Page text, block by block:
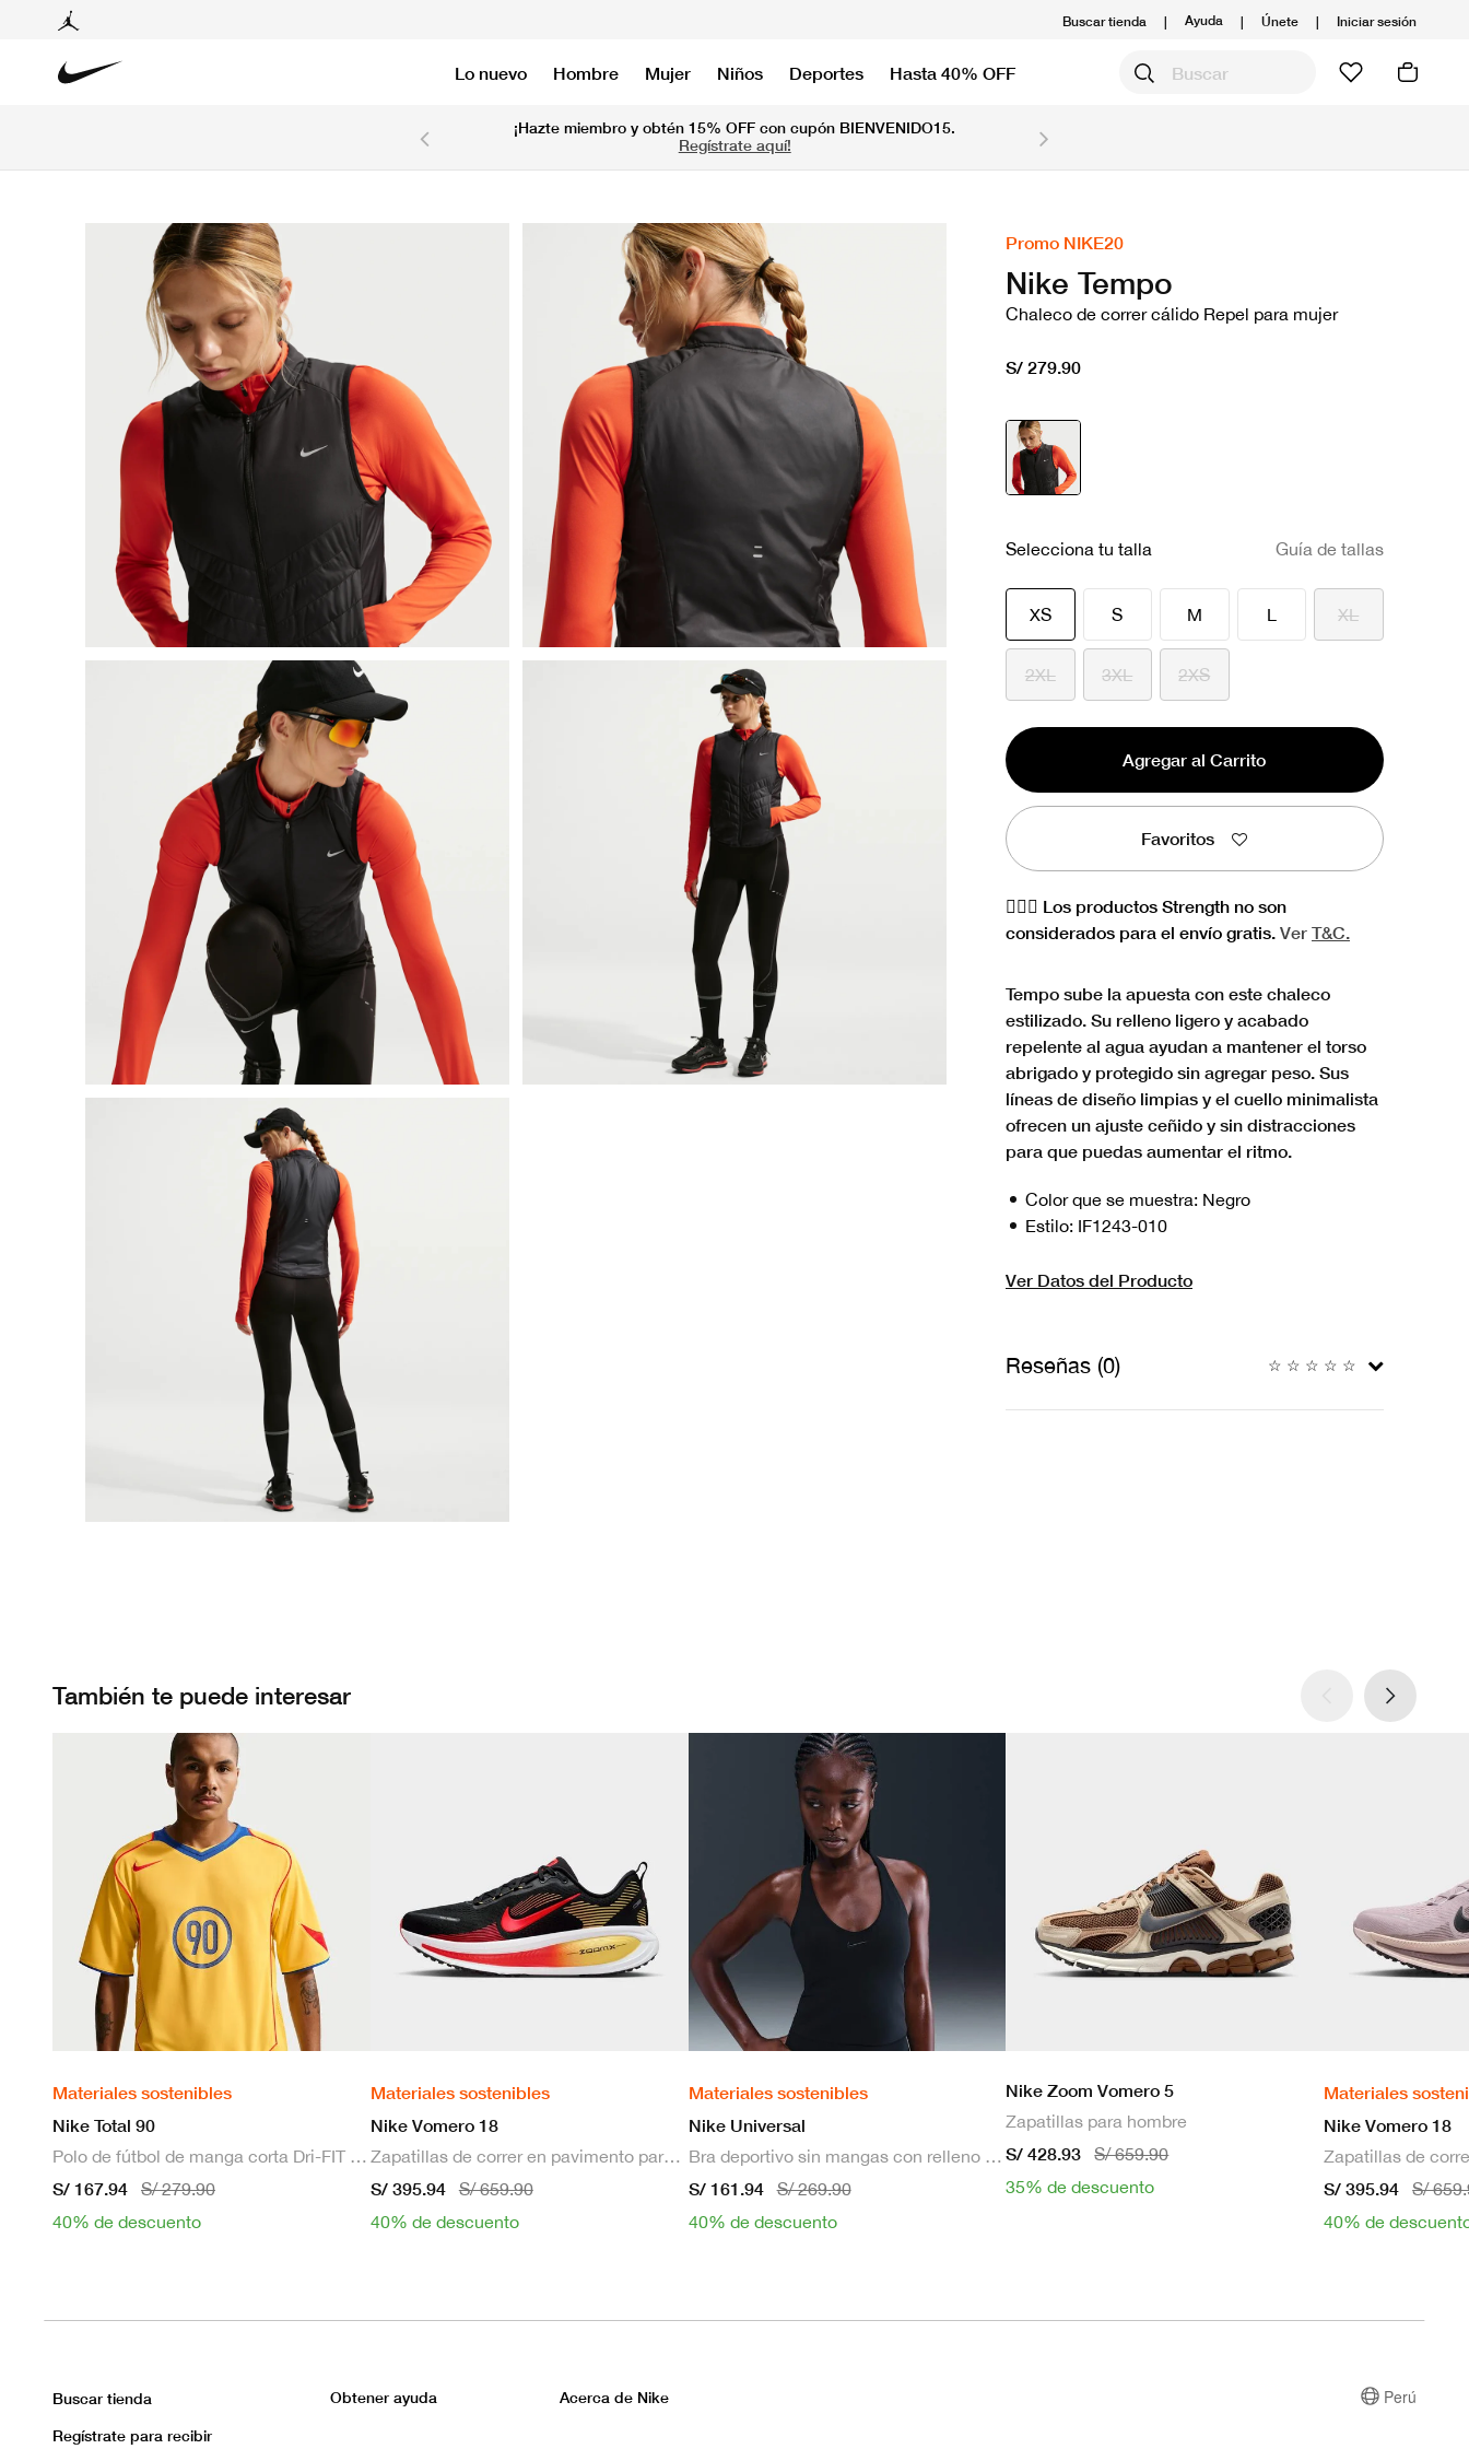
Buscar tienda | Ayuda | Únete | Iniciar sesión
Lo nuevo Hombre Mujer Niños Deportes Hasta 40% OFF
¡Hazte miembro y obtén 15% OFF con cupón BIENVENIDO15.
Regístrate aquí!
Promo NIKE20
Nike Tempo
Chaleco de correr cálido Repel para mujer
S/ 279.90
Selecciona tu talla Guía de tallas
XSseleccionado
S M L XL
2XL 3XL 2XS
Agregar al Carrito
Favoritos
🏋🏻‍♀️ Los productos Strength no son
considerados para el envío gratis. Ver T&C.
Tempo sube la apuesta con este chaleco
estilizado. Su relleno ligero y acabado
repelente al agua ayudan a mantener el torso
abrigado y protegido sin agregar peso. Sus
líneas de diseño limpias y el cuello minimalista
ofrecen un ajuste ceñido y sin distracciones
para que puedas aumentar el ritmo.
Color que se muestra: Negro
Estilo: IF1243-010
Ver Datos del Producto
Reseñas (0) ☆ ☆ ☆ ☆ ☆
También te puede interesar
Materiales sostenibles
Nike Total 90
Polo de fútbol de manga corta Dri-FIT para hombre
S/ 167.94
S/ 279.90
40% de descuento
Materiales sostenibles
Nike Vomero 18
Zapatillas de correr en pavimento para hombre
S/ 395.94
S/ 659.90
40% de descuento
Materiales sostenibles
Nike Universal
Bra deportivo sin mangas con relleno de sujeción media para mujer
S/ 161.94
S/ 269.90
40% de descuento
Nike Zoom Vomero 5
Zapatillas para hombre
S/ 428.93
S/ 659.90
35% de descuento
Materiales
Nike Vomero 18
S/ 395.94
S/
40% de
Buscar tienda
Regístrate para recibir
Obtener ayuda Acerca de Nike Perú